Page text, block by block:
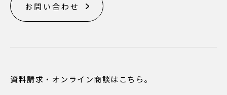
お問い合わせ
資料請求・オンライン商談はこちら。